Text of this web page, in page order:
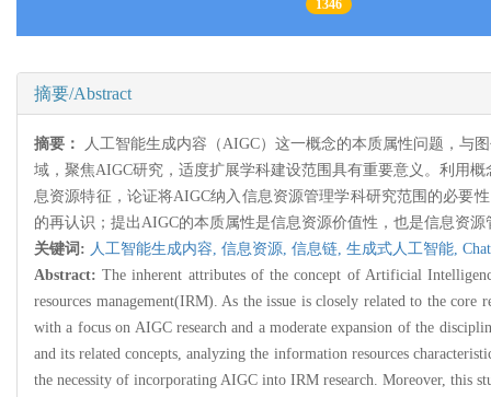
1346
摘要/Abstract
摘要：
人工智能生成内容（AIGC）这一概念的本质属性问题，与
域，聚焦AIGC研究，适度扩展学科建设范围具有重要意义。利用
息资源特征，论证将AIGC纳入信息资源管理学科研究范围的必要
的再认识；提出AIGC的本质属性是信息资源价值性，也是信息资
关键词: 人工智能生成内容, 信息资源, 信息链, 生成式人工智能,
Abstract:The inherent attributes of the concept of Artificial
resources management(IRM). As the issue is closely related to the
with a focus on AIGC research and a moderate expansion of the
and its related concepts, analyzing the information resources
the necessity of incorporating AIGC into IRM research. Moreover, this